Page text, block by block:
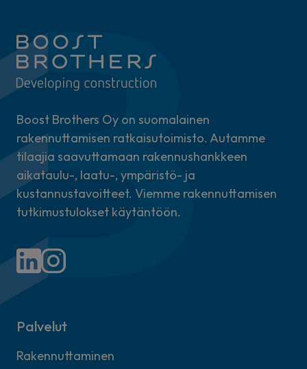
Boost Brothers Oy on suomalainen
rakennuttamisen ratkaisutoimisto. Autamme
tilaajia saavuttamaan rakennushankkeen
aikataulu-, laatu-, ympäristö- ja
kustannustavoitteet. Viemme rakennuttamisen
tutkimustulokset käytäntöön.
Palvelut
Rakennuttaminen